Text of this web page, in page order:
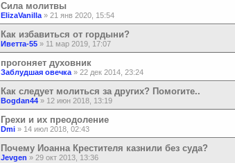
Сила молитвы
ElizaVanilla » 21 янв 2020, 15:54
Как избавиться от гордыни?
Иветта-55 » 11 мар 2019, 17:07
прогоняет духовник
Заблудшая овечка » 22 дек 2014, 23:24
Как следует молиться за других? Помогите..
Bogdan44 » 12 июн 2018, 13:19
Грехи и их преодоление
Dmi » 14 июл 2018, 02:43
Почему Иоанна Крестителя казнили без суда?
Jevgen » 29 окт 2013, 13:36